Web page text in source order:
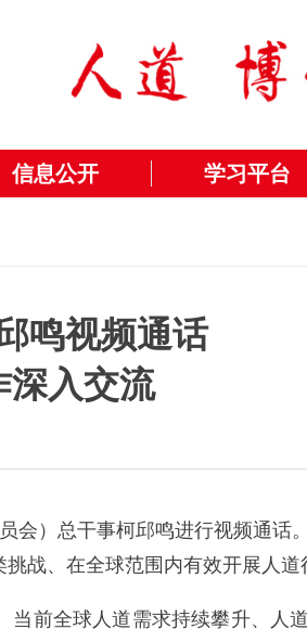
信息公开 学习平台
鸣视频通话
深入交流
会）总干事柯邱鸣进行视频通话
战、在全球范围内有效开展人道
前全球人道需求持续攀升、人